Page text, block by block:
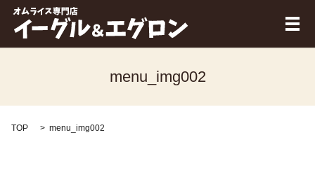
メ
menu_img002
TOP menu_img002